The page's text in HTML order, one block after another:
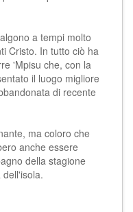
a tempi molto
Cristo. In tutto ciò ha
'Mpisu che, con la
il luogo migliore
di recente
ma coloro che
anche essere
della stagione
dell'isola.